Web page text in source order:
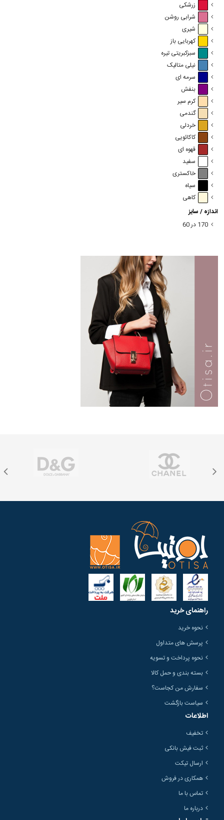
زرشکی
شرابی روشن
شیری
کهربایی باز
سبزکبریتی تیره
نیلی متالیک
سرمه ای
بنفش
کرم سیر
گندمی
خردلی
کاکائویی
قهوه ای
سفید
خاکستری
سیاه
کاهی
اندازه / سایز
170 در 60
راهنمای خرید
نحوه خرید
پرسش های متداول
نحوه پرداخت و تسویه
بسته بندی و حمل کالا
سفارش من کجاست؟
سیاست بازگشت
اطلاعات
تخفیف
ثبت فیش بانکی
ارسال تیکت
همکاری در فروش
تماس با ما
درباره ما